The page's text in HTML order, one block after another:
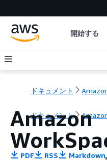
開始する
ドキュメント
ドキュメント
Amazon
PDF RSS Markdown